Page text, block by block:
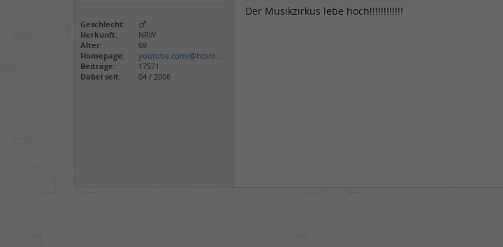
Geschlecht:
Herkunft:
NRW
Alter:
69
Homepage:
youtube.com/@hcsro…
Beiträge:
17571
Dabei seit:
04 / 2006
Der Musikzirkus lebe hoch!!!!!!!!!!!!